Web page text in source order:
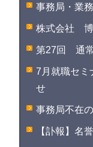
事務局・業
株式会社 博
第27回 通
7月就職セ
せ
事務局不在
【訃報】